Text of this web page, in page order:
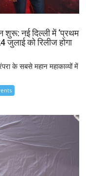
शुरू: नई दिल्ली में ‘प्रथम
को रिलीज होगा
के सबसे महान महाकाव्यों में